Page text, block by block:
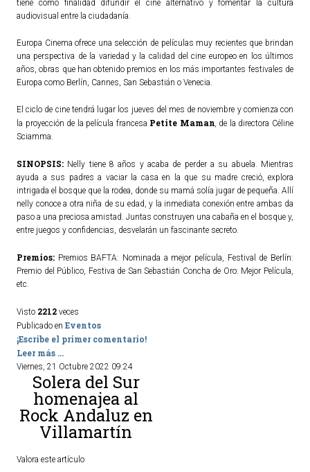
tiene como finalidad difundir el cine alternativo y fomentar la cultura
audiovisual entre la ciudadanía.
Europa Cinema ofrece una selección de películas muy recientes que brindan
una perspectiva de la variedad y la calidad del cine europeo en los últimos
años, obras que han obtenido premios en los más importantes festivales de
Europa como Berlín, Cannes, San Sebastián o Venecia.
El ciclo de cine tendrá lugar los jueves del mes de noviembre y comienza con
la proyección de la película francesa Petite Maman, de la directora Céline
Sciamma.
SINOPSIS: Nelly tiene 8 años y acaba de perder a su abuela. Mientras
ayuda a sus padres a vaciar la casa en la que su madre creció, explora
intrigada el bosque que la rodea, donde su mamá solía jugar de pequeña. Allí
nelly conoce a otra niña de su edad, y la inmediata conexión entre ambas da
paso a una preciosa amistad. Juntas construyen una cabaña en el bosque y,
entre juegos y confidencias, desvelarán un fascinante secreto.
Premios: Premios BAFTA: Nominada a mejor película, Festival de Berlín:
Premio del Público, Festiva de San Sebastián Concha de Oro: Mejor Película,
etc.
Visto 2212 veces
Publicado en Eventos
¡Escribe el primer comentario!
Leer más ...
Viernes, 21 Octubre 2022 09:24
Solera del Sur
homenajea al
Rock Andaluz en
Villamartín
Valora este artículo